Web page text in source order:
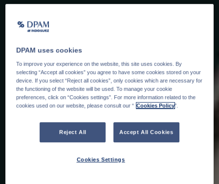
DPAM uses cookies
To improve your experience on the website, this site uses cookies. By
selecting “Accept all cookies” you agree to have some cookies stored on your
device. If you select “Reject all cookies”, only cookies which are necessary for
the functioning of the website will be used. To manage your cookie
preferences, click on “Cookies settings”. For more information related to the
cookies used on our website, please consult our “ Cookies Policy".
Reject All Accept All Cookies
Cookies Settings